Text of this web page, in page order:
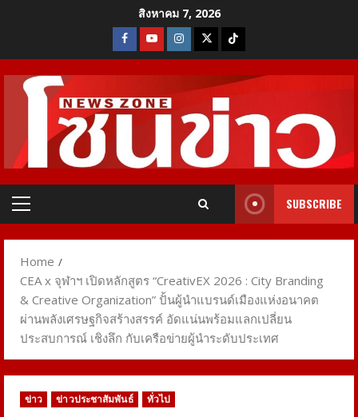
สิงหาคม 7, 2026
Facebook
YoutubeInstagram
X Tiktok
Primary
SUBSCRIBE
Home
CEA x จุฬาฯ เปิดหลักสูตร “CreativEX 2026 : City Branding
& Creative Organization” ปั้นผู้นำแบรนด์เมืองแห่งอนาคต
ผ่านพลังเศรษฐกิจสร้างสรรค์ อัดแน่นพร้อมแลกเปลี่ยน
ประสบการณ์ เชิงลึก กับเครือข่ายผู้นำระดับประเทศ
ข่าว ข่าวประชาสัมพันธ์ ทั่วไป